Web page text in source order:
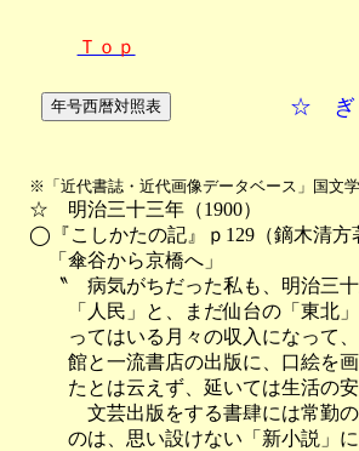
Ｔｏｐ
☆ ぎ
※「近代書誌・近代画像データベース」国文
☆　明治三十三年（1900）
◯『こしかたの記』ｐ129（鏑木清方
「傘谷から京橋へ」
〝　病気がちだった私も、明治三十
「人民」と、まだ仙台の「東北」と
ってはいる月々の収入になって、と
館と一流書店の出版に、口絵を画く
たとは云えず、延いては生活の安
文芸出版をする書肆には常勤の画
のは、思い設けない「新小説」に口